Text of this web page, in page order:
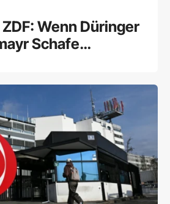
Wenn Düringer
Schafe